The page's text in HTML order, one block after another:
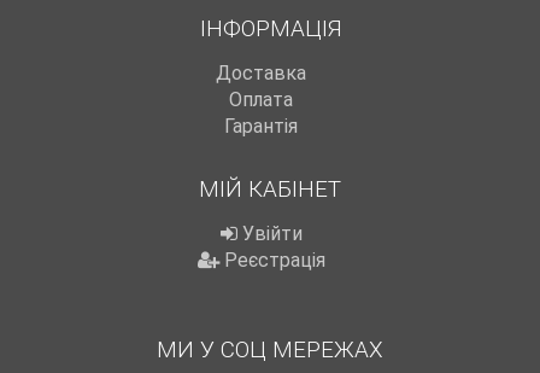
ІНФОРМАЦІЯ
Доставка
Оплата
Гарантія
МІЙ КАБІНЕТ
Увійти
Реєстрація
МИ У СОЦ МЕРЕЖАХ